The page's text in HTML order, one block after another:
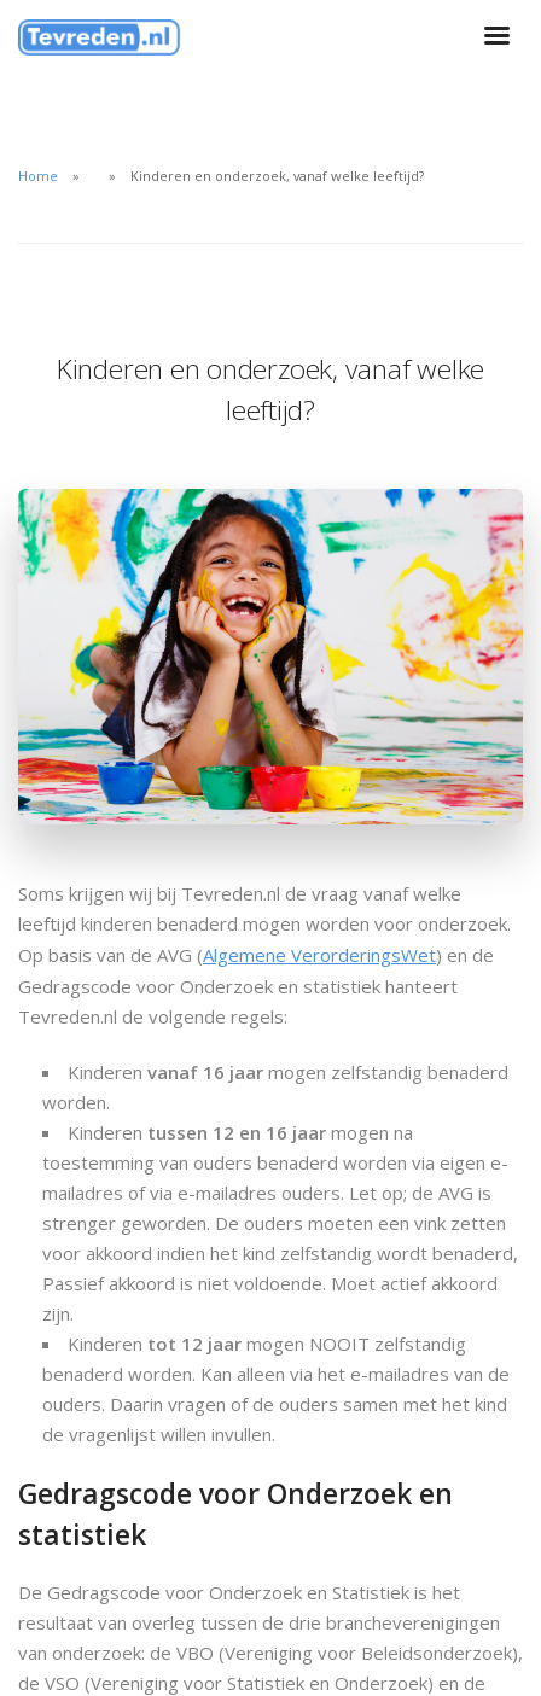
Home Kinderen en onderzoek, vanaf welke leeftijd?
Kinderen en onderzoek, vanaf welke
leeftijd?
Soms krijgen wij bij Tevreden.nl de vraag vanaf welke
leeftijd kinderen benaderd mogen worden voor onderzoek.
Op basis van de AVG (Algemene VerorderingsWet) en de
Gedragscode voor Onderzoek en statistiek hanteert
Tevreden.nl de volgende regels:
Kinderen vanaf 16 jaar mogen zelfstandig benaderd
worden.
Kinderen tussen 12 en 16 jaar mogen na
toestemming van ouders benaderd worden via eigen e-
mailadres of via e-mailadres ouders. Let op; de AVG is
strenger geworden. De ouders moeten een vink zetten
voor akkoord indien het kind zelfstandig wordt benaderd,
Passief akkoord is niet voldoende. Moet actief akkoord
zijn.
Kinderen tot 12 jaar mogen NOOIT zelfstandig
benaderd worden. Kan alleen via het e-mailadres van de
ouders. Daarin vragen of de ouders samen met het kind
de vragenlijst willen invullen.
Gedragscode voor Onderzoek en
statistiek
De Gedragscode voor Onderzoek en Statistiek is het
resultaat van overleg tussen de drie brancheverenigingen
van onderzoek: de VBO (Vereniging voor Beleidsonderzoek),
de VSO (Vereniging voor Statistiek en Onderzoek) en de